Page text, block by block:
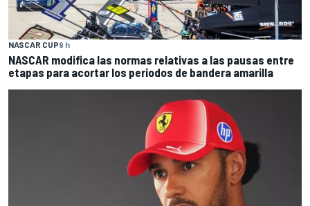
NASCAR CUP9 h
NASCAR modifica las normas relativas a las pausas entre
etapas para acortar los periodos de bandera amarilla